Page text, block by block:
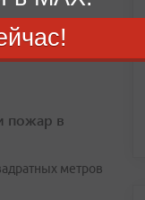
пожар в
метров